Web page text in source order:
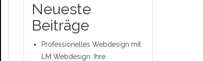
Neueste
Beiträge
Professionelles Webdesign mit
LM Webdesign: Ihre